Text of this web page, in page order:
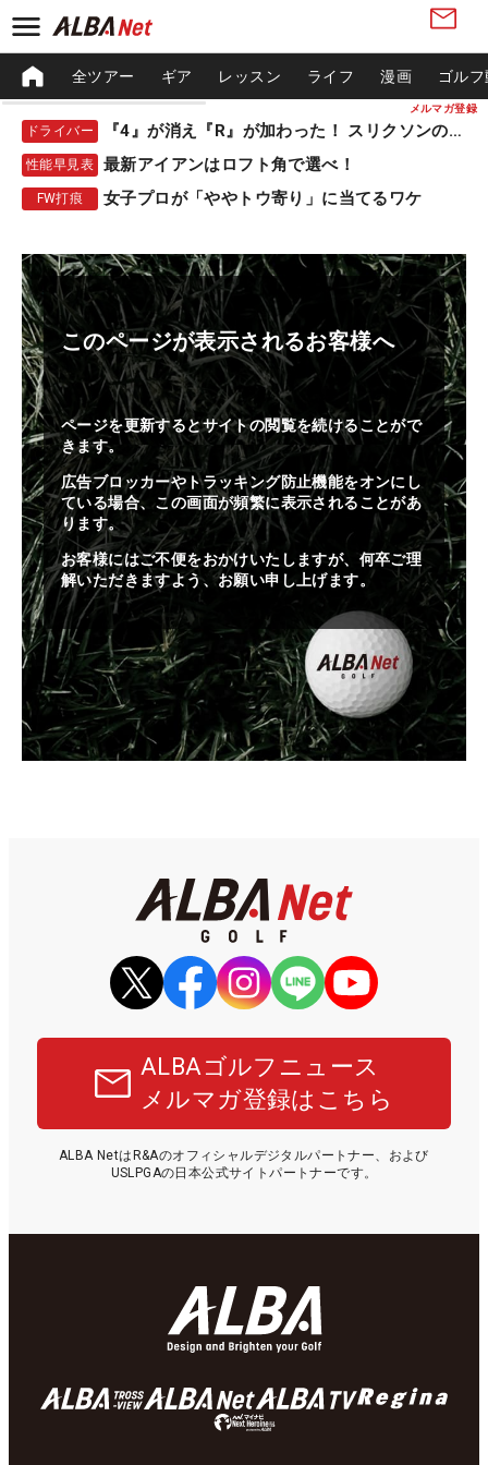
メルマガ登録
全ツアー ギア レッスン ライフ 漫画 ゴル
ドライバー 『4』が消え『R』が加わった！ スリクソンの新作
性能早見表 最新アイアンはロフト角で選べ！
FW打痕 女子プロが「ややトウ寄り」に当てるワケ
このページが表示されるお客様へ
ページを更新するとサイトの閲覧を続けることがで
きます。
広告ブロッカーやトラッキング防止機能をオンにし
ている場合、この画面が頻繁に表示されることがあ
ります。
お客様にはご不便をおかけいたしますが、何卒ご理
解いただきますよう、お願い申し上げます。
ALBAゴルフニュース
メルマガ登録はこちら
ALBA NetはR&Aのオフィシャルデジタルパートナー、および
USLPGAの日本公式サイトパートナーです。